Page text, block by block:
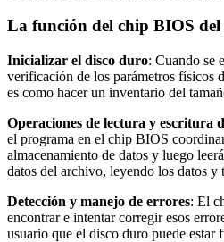
La función del chip BIOS del
Inicializar el disco duro: Cuando se
verificación de los parámetros físicos
es como hacer un inventario del
Operaciones de lectura y escritura
el programa en el chip BIOS
almacenamiento de datos y luego
datos del archivo, leyendo los datos
Detección y manejo de errores: El
encontrar e intentar corregir esos
usuario que el disco duro puede estar